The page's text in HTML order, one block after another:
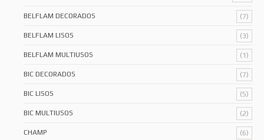
BELFLAM DECORADOS (7)
BELFLAM LISOS (3)
BELFLAM MULTIUSOS (1)
BIC DECORADOS (7)
BIC LISOS (5)
BIC MULTIUSOS (2)
CHAMP (6)